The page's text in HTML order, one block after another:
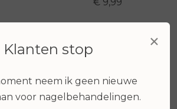
×
Klanten stop
neem ik geen nieuwe
voor nagelbehandelingen.